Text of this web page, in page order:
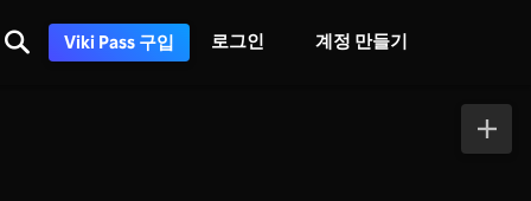
Viki Pass 구입 로그인 계정 만들기